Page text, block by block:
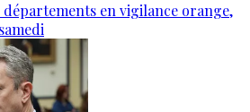
départements en vigilance orange,